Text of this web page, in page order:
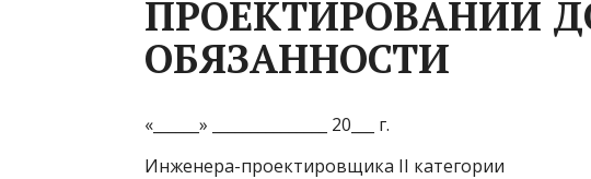
ПРОЕКТИРОВАНИИ
ОБЯЗАННОСТИ
«______» _______________ 20___ г.
Инженера-проектировщика II категории